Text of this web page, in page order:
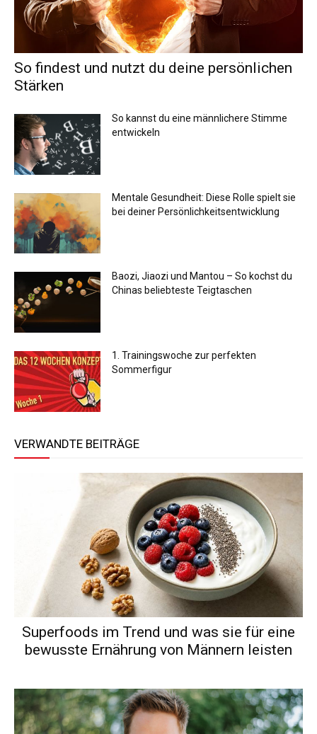
So findest und nutzt du deine persönlichen
Stärken
So kannst du eine männlichere Stimme
entwickeln
Mentale Gesundheit: Diese Rolle spielt sie
bei deiner Persönlichkeitsentwicklung
Baozi, Jiaozi und Mantou – So kochst du
Chinas beliebteste Teigtaschen
1. Trainingswoche zur perfekten
Sommerfigur
VERWANDTE BEITRÄGE
Superfoods im Trend und was sie für eine
bewusste Ernährung von Männern leisten